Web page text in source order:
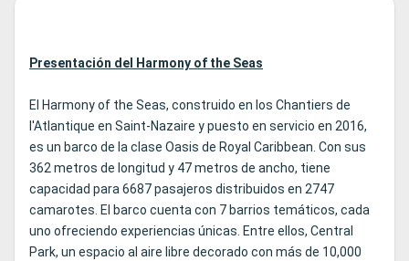
Presentación del Harmony of the Seas
El Harmony of the Seas, construido en los Chantiers de
l'Atlantique en Saint-Nazaire y puesto en servicio en 2016,
es un barco de la clase Oasis de Royal Caribbean. Con sus
362 metros de longitud y 47 metros de ancho, tiene
capacidad para 6687 pasajeros distribuidos en 2747
camarotes. El barco cuenta con 7 barrios temáticos, cada
uno ofreciendo experiencias únicas. Entre ellos, Central
Park, un espacio al aire libre decorado con más de 10,000